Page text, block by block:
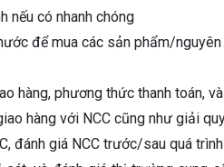
nếu có nhanh chóng
để mua các sản phẩm/
hàng, phương thức thanh toán,
hàng với NCC cũng như giải
đánh giá NCC trước/sau quá